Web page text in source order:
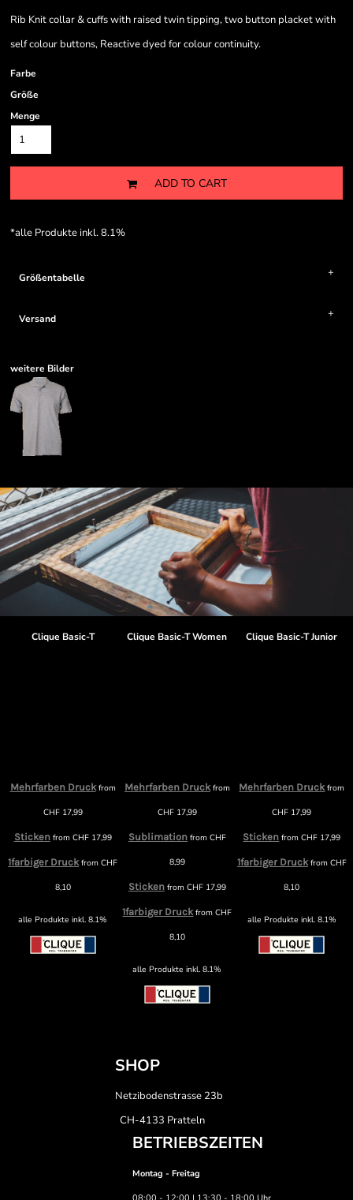
Rib Knit collar & cuffs with raised twin tipping, two button placket with
self colour buttons, Reactive dyed for colour continuity.
Farbe
Größe
Menge
ADD TO CART
*alle Produkte inkl. 8.1%
Größentabelle
Versand
weitere Bilder
Clique Basic-T
Mehrfarben Druckfrom
CHF17,99
Stickenfrom CHF17,99
1farbiger DruckfromCHF
8,10
alle Produkte inkl. 8.1%
Clique Basic-T Women
Mehrfarben Druckfrom
CHF17,99
Sublimationfrom CHF
8,99
Stickenfrom CHF17,99
1farbiger DruckfromCHF
8,10
alle Produkte inkl. 8.1%
Clique Basic-T Junior
Mehrfarben Druckfrom
CHF 17,99
Sticken fromCHF 17,99
1farbiger Druckfrom CHF
8,10
alle Produkte inkl. 8.1%
SHOP
Netzibodenstrasse 23b
CH-4133 Pratteln
BETRIEBSZEITEN
Montag - Freitag